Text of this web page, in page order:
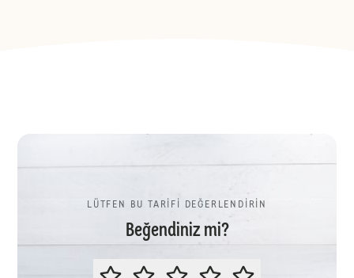
LÜTFEN BU TARİFİ DEĞERLENDİRİN
Beğendiniz mi?
LÜTFEN BU TARİFİ